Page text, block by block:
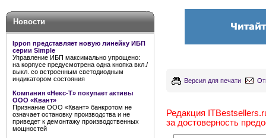
Новости
Ippon представляет новую линейку ИБП
серии Simple
Управление ИБП максимально упрощено:
на корпусе предусмотрена одна кнопка вкл./
выкл. со встроенным светодиодным
индикатором состояния
Компания «Некс-Т» покупает активы
ООО «Квант»
Признание ООО «Квант» банкротом не
означает остановку производства и не
приведет к демонтажу производственных
мощностей
Версия для печати
Редакция
за достоверность